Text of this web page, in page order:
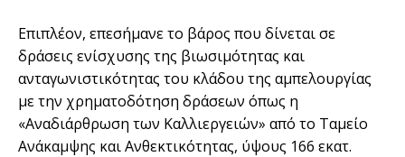
Επιπλέον, επεσήμανε το βάρος που δίνεται σε
δράσεις ενίσχυσης της βιωσιμότητας και
ανταγωνιστικότητας του κλάδου της αμπελουργίας
με την χρηματοδότηση δράσεων όπως η
«Αναδιάρθρωση των Καλλιεργειών» από το Ταμείο
Ανάκαμψης και Ανθεκτικότητας, ύψους 166 εκατ.